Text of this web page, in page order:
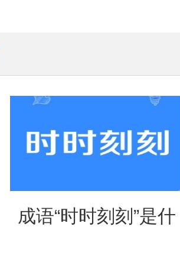
成语“时时刻刻”是什